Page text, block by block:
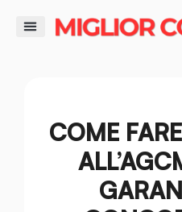
COME